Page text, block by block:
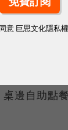
菜單變化等
邊自助點
意 巨思文化隱私